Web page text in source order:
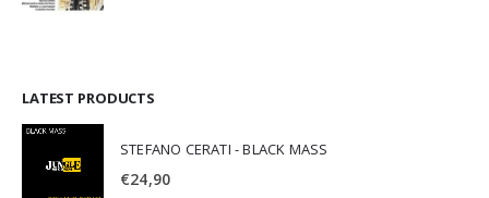
LATEST PRODUCTS
STEFANO CERATI - BLACK MASS
€24,90